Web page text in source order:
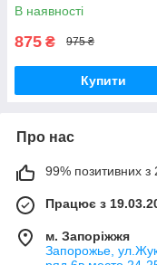
В наявності
875 ₴ 975 ₴
Купити
Про нас
99% позитивних з
Працює з
м. Запоріжжя
Запорожье,